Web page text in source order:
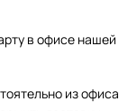
в офисе нашей
из офиса